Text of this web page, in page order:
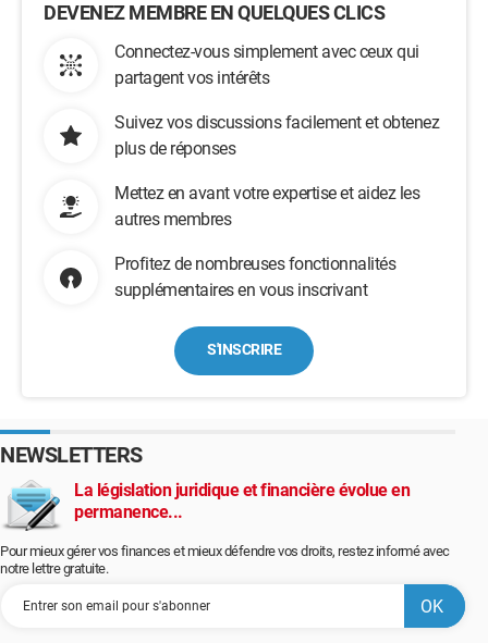
DEVENEZ MEMBRE EN QUELQUES CLICS
Connectez-vous simplement avec ceux qui
partagent vos intérêts
Suivez vos discussions facilement et obtenez
plus de réponses
Mettez en avant votre expertise et aidez les
autres membres
Profitez de nombreuses fonctionnalités
supplémentaires en vous inscrivant
S'INSCRIRE
NEWSLETTERS
La législation juridique et financière évolue en
permanence...
Pour mieux gérer vos finances et mieux défendre vos droits, restez informé avec
notre lettre gratuite.